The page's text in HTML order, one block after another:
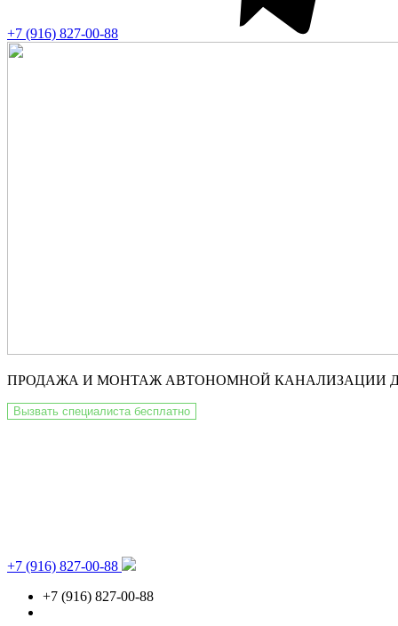
+7 (916) 827-00-88
ПРОДАЖА И МОНТАЖ АВТОНОМНОЙ КАНАЛИЗАЦИИ
Вызвать специалиста бесплатно
+7 (916) 827-00-88
+7 (916) 827-00-88